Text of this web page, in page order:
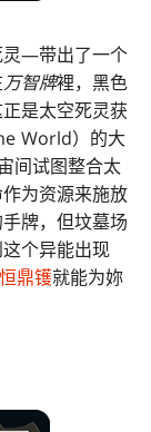
灵—带出了一个
万智牌裡，黑色
是太空死灵获
World）的大
间试图整合太
为资源来施放
牌，但坟墓场
个异能出现
鼎镬就能为妳